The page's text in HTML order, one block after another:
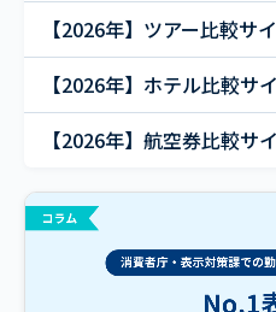
【2026年】ツアー比較サ
【2026年】ホテル比較サ
【2026年】航空券比較サ